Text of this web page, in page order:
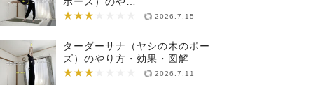
★★★
★★★★★★★ 2026.7.15
ターダーサナ（ヤシの木のポー
ズ）のやり方・効果・図解
★★★
★★★★★★★ 2026.7.11